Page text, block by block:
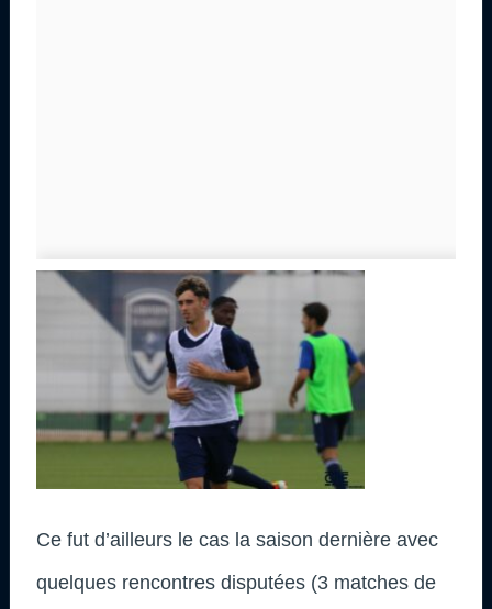
Ce fut d’ailleurs le cas la saison dernière avec
quelques rencontres disputées (3 matches de